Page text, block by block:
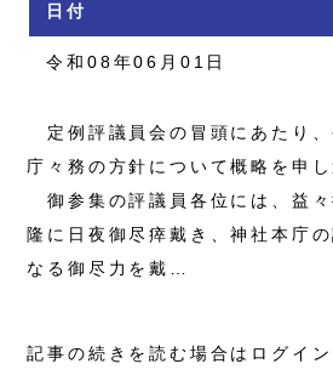
日付
令和08年06月01日
定例評議員会の冒頭にあたり、
庁々務の方針について概略を申し
御参集の評議員各位には、益
隆に日夜御尽瘁戴き、神社本庁
なる御尽力を戴…
記事の続きを読む場合はログイ